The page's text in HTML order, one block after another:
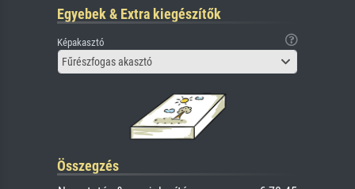
Egyebek & Extra kiegészítők
Képakasztó
Fűrészfogas akasztó
Összegzés